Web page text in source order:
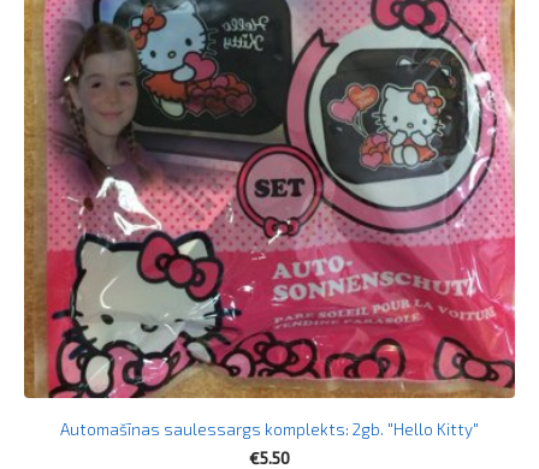
Automašīnas saulessargs komplekts: 2gb. "Hello Kitty"
€5.50